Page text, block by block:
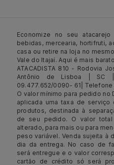
Economize no seu atacarejo
bebidas, mercearia, hortifruti,
casa ou retire na loja no
Vale do Itajaí. Aqui é mais
ATACADISTA 810 - Rodovia
Antônio de Lisboa | SC |
09.477.652/0090- 61|
O valor mínimo para pedido no
aplicada uma taxa de
produtos, destinada à
de seu pedido. O valor
alterado, para mais ou para
peso variável. Venda sujeita à
dia da entrega. No caso de
será entregue e o valor
cartão de crédito só será